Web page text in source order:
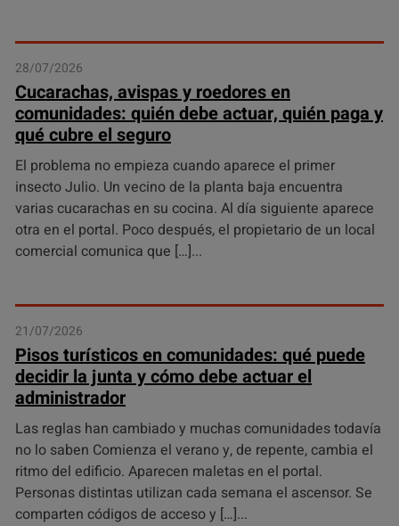
28/07/2026
Cucarachas, avispas y roedores en
comunidades: quién debe actuar, quién paga y
qué cubre el seguro
El problema no empieza cuando aparece el primer
insecto Julio. Un vecino de la planta baja encuentra
varias cucarachas en su cocina. Al día siguiente aparece
otra en el portal. Poco después, el propietario de un local
comercial comunica que […]
21/07/2026
Pisos turísticos en comunidades: qué puede
decidir la junta y cómo debe actuar el
administrador
Las reglas han cambiado y muchas comunidades todavía
no lo saben Comienza el verano y, de repente, cambia el
ritmo del edificio. Aparecen maletas en el portal.
Personas distintas utilizan cada semana el ascensor. Se
comparten códigos de acceso y […]